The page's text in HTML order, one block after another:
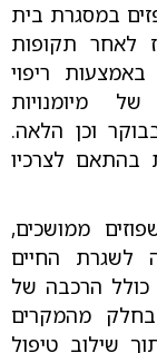
במסגרת בית
לאחר תקופות
ריפוי
מיומנויות
וכן הלאה.
בהתאם לצרכיו
ממושכים,
לשגרת החיים
כולל הרכבה של
מהמקרים
שילוב טיפול